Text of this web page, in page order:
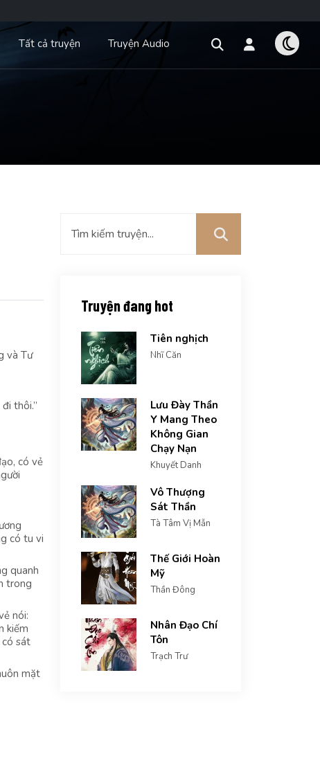
Tất cả truyện Truyện Audio
và Tư
thôi.”
có vẻ
có tu vi
quanh
trong
nói:
kiếm
có sát
mặt
Truyện đang hot
Tiên nghịch
Nhĩ Căn
Lưu Đày Thần
Y Mang Theo
Không Gian
Chạy Nạn
Khuyết Danh
Vô Thượng
Sát Thần
Tà Tâm Vị Mẫn
Thế Giới Hoàn
Mỹ
Thần Đông
Nhân Đạo Chí
Tôn
Trạch Trư